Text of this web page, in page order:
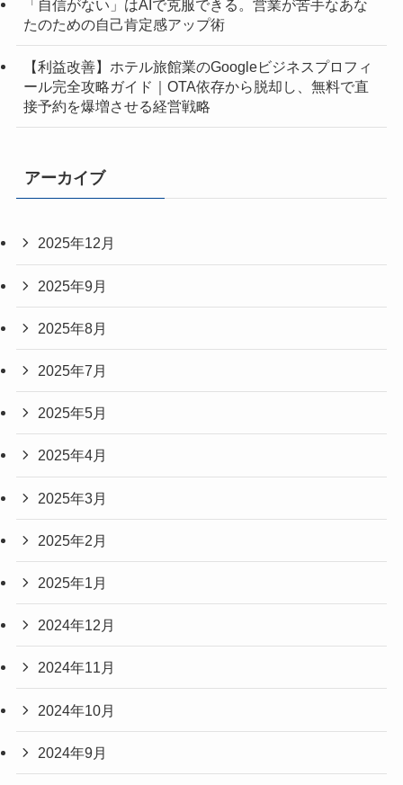
「自信がない」はAIで克服できる。営業が苦手なあな
たのための自己肯定感アップ術
【利益改善】ホテル旅館業のGoogleビジネスプロフィ
ール完全攻略ガイド｜OTA依存から脱却し、無料で直
接予約を爆増させる経営戦略
アーカイブ
2025年12月
2025年9月
2025年8月
2025年7月
2025年5月
2025年4月
2025年3月
2025年2月
2025年1月
2024年12月
2024年11月
2024年10月
2024年9月